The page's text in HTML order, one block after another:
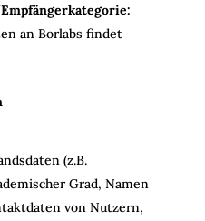
an Borlabs findet
(z.B.
Grad, Namen
von Nutzern,